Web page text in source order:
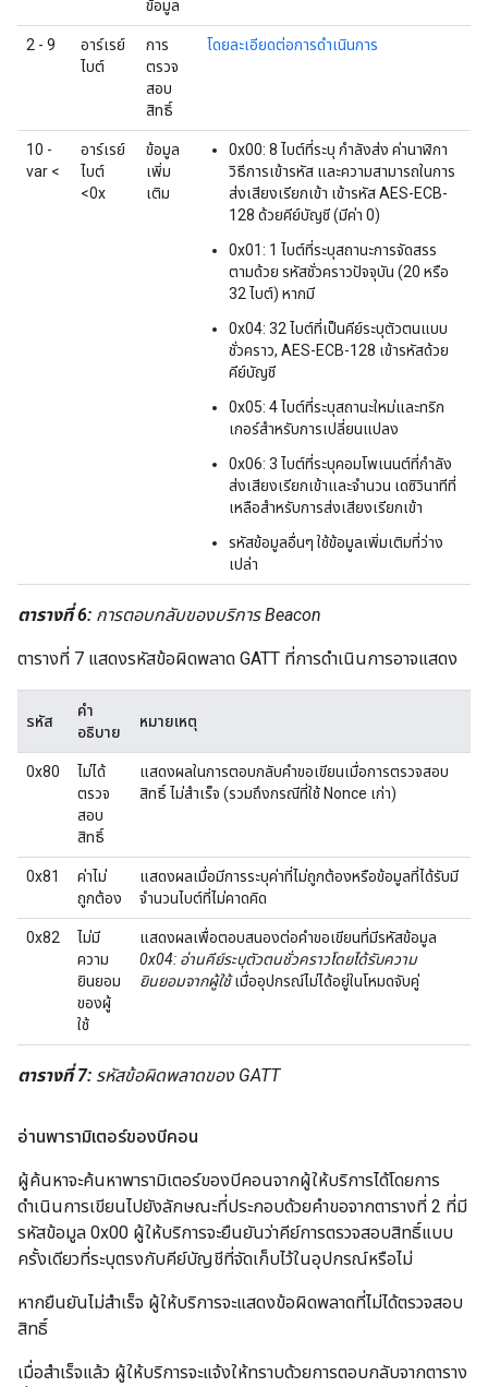
ข้อมูล
2 - 9
อาร์เรย์
ไบต์
การ
ตรวจ
สอบ
สิทธิ์
โดยละเอียดต่อการดำเนินการ
10 -
var <
อาร์เรย์
ไบต์
<0x
ข้อมูล
เพิ่ม
เติม
0x00: 8 ไบต์ที่ระบุ กำลังส่ง ค่านาฬิกา
วิธีการเข้ารหัส และความสามารถในการ
ส่งเสียงเรียกเข้า เข้ารหัส AES-ECB-
128 ด้วยคีย์บัญชี (มีค่า 0)
0x01: 1 ไบต์ที่ระบุสถานะการจัดสรร
ตามด้วย รหัสชั่วคราวปัจจุบัน (20 หรือ
32 ไบต์) หากมี
0x04: 32 ไบต์ที่เป็นคีย์ระบุตัวตนแบบ
ชั่วคราว, AES-ECB-128 เข้ารหัสด้วย
คีย์บัญชี
0x05: 4 ไบต์ที่ระบุสถานะใหม่และทริก
เกอร์สำหรับการเปลี่ยนแปลง
0x06: 3 ไบต์ที่ระบุคอมโพเนนต์ที่กำลัง
ส่งเสียงเรียกเข้าและจำนวน เดซิวินาทีที่
เหลือสำหรับการส่งเสียงเรียกเข้า
รหัสข้อมูลอื่นๆ ใช้ข้อมูลเพิ่มเติมที่ว่าง
เปล่า
ตารางที่ 6: การตอบกลับของบริการ Beacon
ตารางที่ 7 แสดงรหัสข้อผิดพลาด GATT ที่การดำเนินการอาจแสดง
รหัส
คำ
อธิบาย
หมายเหตุ
0x80
ไม่ได้
ตรวจ
สอบ
สิทธิ์
แสดงผลในการตอบกลับคำขอเขียนเมื่อการตรวจสอบ
สิทธิ์ ไม่สำเร็จ (รวมถึงกรณีที่ใช้ Nonce เก่า)
0x81
ค่าไม่
ถูกต้อง
แสดงผลเมื่อมีการระบุค่าที่ไม่ถูกต้องหรือข้อมูลที่ได้รับมี
จำนวนไบต์ที่ไม่คาดคิด
0x82
ไม่มี
ความ
ยินยอม
ของผู้
ใช้
แสดงผลเพื่อตอบสนองต่อคำขอเขียนที่มีรหัสข้อมูล
0x04: อ่านคีย์ระบุตัวตนชั่วคราวโดยได้รับความ
ยินยอมจากผู้ใช้เมื่ออุปกรณ์ไม่ได้อยู่ในโหมดจับคู่
ตารางที่ 7: รหัสข้อผิดพลาดของ GATT
อ่านพารามิเตอร์ของบีคอน
ผู้ค้นหาจะค้นหาพารามิเตอร์ของบีคอนจากผู้ให้บริการได้โดยการ
ดำเนินการเขียนไปยังลักษณะที่ประกอบด้วยคำขอจากตารางที่ 2 ที่มี
รหัสข้อมูล 0x00 ผู้ให้บริการจะยืนยันว่าคีย์การตรวจสอบสิทธิ์แบบ
ครั้งเดียวที่ระบุตรงกับคีย์บัญชีที่จัดเก็บไว้ในอุปกรณ์หรือไม่
หากยืนยันไม่สำเร็จ ผู้ให้บริการจะแสดงข้อผิดพลาดที่ไม่ได้ตรวจสอบ
สิทธิ์
เมื่อสำเร็จแล้ว ผู้ให้บริการจะแจ้งให้ทราบด้วยการตอบกลับจากตาราง